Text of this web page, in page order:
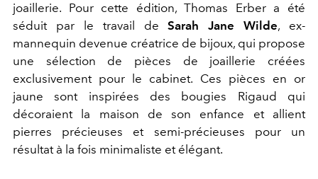
joaillerie. Pour cette édition, Thomas Erber a été
séduit par le travail deSarah Jane Wilde, ex-
mannequin devenue créatrice de bijoux, qui propose
une sélection de pièces de joaillerie créées
exclusivement pour le cabinet. Ces pièces en or
jaune sont inspirées des bougies Rigaud qui
décoraient la maison de son enfance et allient
pierres précieuses et semi-précieuses pour un
résultat à la fois minimaliste et élégant.